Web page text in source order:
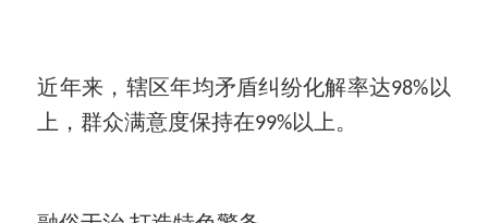
近年来，辖区年均矛盾纠纷化解率达98% 以
上，群众满意度保持在99%以上。